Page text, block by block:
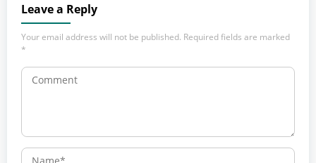
Leave a Reply
Your email address will not be published. Required fields are marked
*